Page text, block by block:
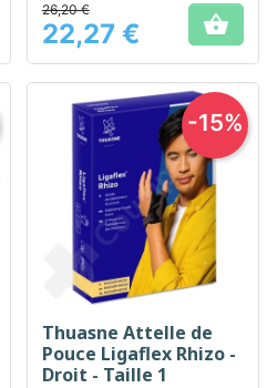
cryothérapie
Prix
26,20 €
22,27 € 
Thuasne Attelle de
Pouce Ligaflex Rhizo -
Droit - Taille 1
-15%